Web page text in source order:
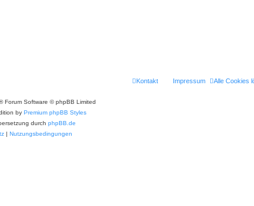
Alle Cookies
Impressum
Kontakt
Forum Software © phpBB Limited
by Premium phpBB Styles
durch phpBB.de
| Nutzungsbedingungen